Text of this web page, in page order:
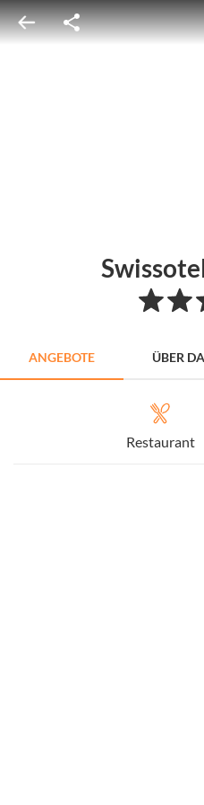
ANGEBOTE ÜBER
Restaurant